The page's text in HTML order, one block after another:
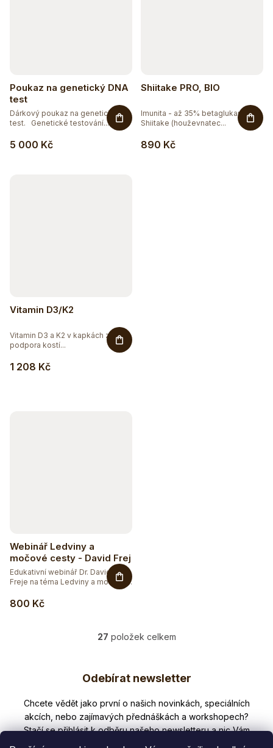
Poukaz na genetický DNA
test
5 000 Kč
Dárkový poukaz na genetický
test. Genetické testování...
Shiitake PRO, BIO
890 Kč
Imunita - až 35% betaglukanů.
Shiitake (houževnatec...
Vitamin D3/K2
1 208 Kč
Vitamin D3 a K2 v kapkách z řas -
podpora kostí...
Hydratujte chytře 💦
Webinář Ledviny a
močové cesty - David Frej
800 Kč
Edukativní webinář Dr. Davida
Freje na téma Ledviny a močové...
O
á
d
a
c
27 položek celkem
a
Odebírat newsletter
Nezmeškejte žádné novinky či slevy!